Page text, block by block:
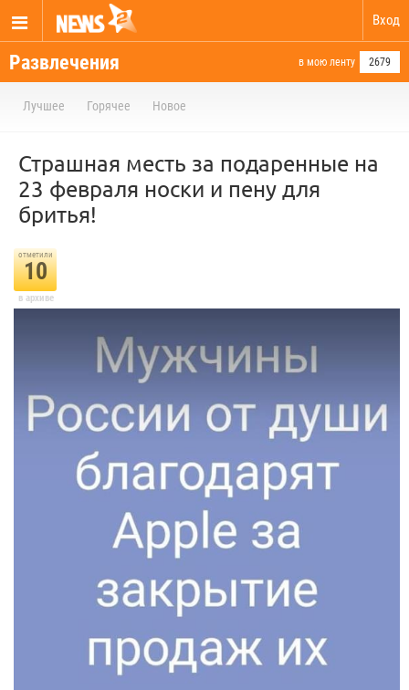
Вход
Развлечения в мою ленту 2679
Лучшее Горячее Новое
Страшная месть за подаренные на
23 февраля носки и пену для
бритья!
отметили
10
в архиве